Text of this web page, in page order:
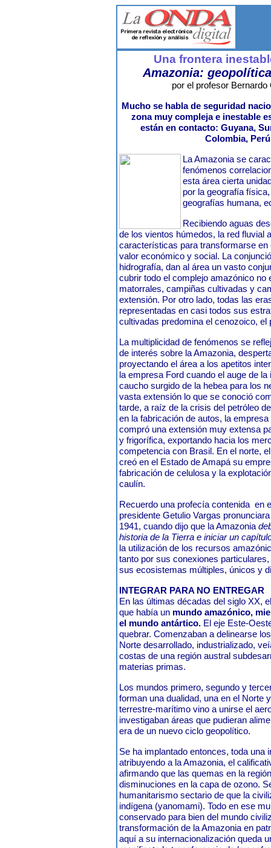
Una frontera
Amazonia:
por el profesor Bernardo
Mucho se habla de seguridad
zona muy compleja e inestable
están en contacto: Guyana,
Colombia,
La Amazonia se
fenómenos
esta área cierta
por la geografía
geografías humana,
Recibiendo aguas
de los vientos húmedos, la red fluvial
características para transformarse
valor económico y social. La
hidrografía, dan al área un vasto
cubrir todo el complejo amazónico no
matorrales, campiñas cultivadas y
extensión. Por otro lado, todas las
representadas en casi todos sus
cultivadas predomina el cenozoico, el
La multiplicidad de fenómenos se
de interés sobre la Amazonia,
proyectando el área a los apetitos
la empresa Ford cuando el auge de
caucho surgido de la hebea para los
vasta extensión lo que se conoció
tarde, a raíz de la crisis del petróleo
en la fabricación de autos, la
compró una extensión muy extensa
y frigorífica, exportando hacia los
competencia con Brasil. En el norte,
creó en el Estado de Amapá su
fabricación de celulosa y la
caulín.
Recuerdo una profecía contenida en
presidente Getulio Vargas
1941, cuando dijo que la Amazonia
historia de la Tierra e iniciar un
la utilización de los recursos
tanto por sus conexiones
sus ecosistemas múltiples, únicos y
INTEGRAR PARA NO ENTREGAR
En las últimas décadas del siglo XX,
que había un mundo amazónico,
el mundo antártico. El eje Este-
quebrar. Comenzaban a delinearse
Norte desarrollado, industrializado,
costas de una región austral
materias primas.
Los mundos primero, segundo y
forman una dualidad, una en el Norte
terrestre-marítimo vino a unirse el
investigaban áreas que pudieran
era de un nuevo ciclo geopolítico.
Se ha implantado entonces, toda una
atribuyendo a la Amazonia, el
afirmando que las quemas en la
disminuciones en la capa de ozono.
humanitarismo sectario de que la
indígena (yanomami). Todo en ese
conservado para bien del mundo
transformación de la Amazonia en
aquí a su internacionalización queda